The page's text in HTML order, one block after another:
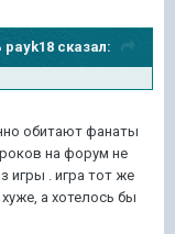
payk18 сказал:
обитают фанаты
на форум не
игры . игра тот же
а хотелось бы